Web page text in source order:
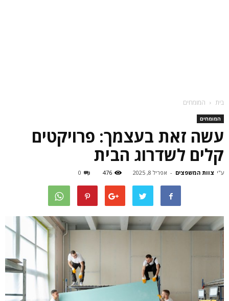
בית המומחים
המומחים
עשה זאת בעצמך: פרויקטים
קלים לשדרוג הבית
ע"י צוות המשפצים - אפריל 8, 2025 476
0